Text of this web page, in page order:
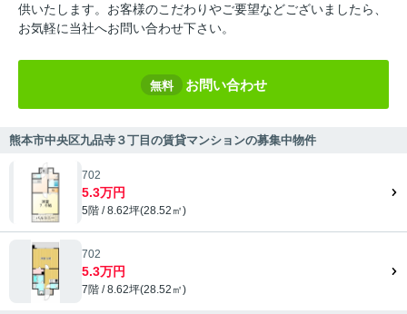
供いたします。お客様のこだわりやご要望などございましたら、
お気軽に当社へお問い合わせ下さい。
無料 お問い合わせ
熊本市中央区九品寺３丁目の賃貸マンションの募集中物件
702
5.3万円
5階 / 8.62坪(28.52㎡)
702
5.3万円
7階 / 8.62坪(28.52㎡)